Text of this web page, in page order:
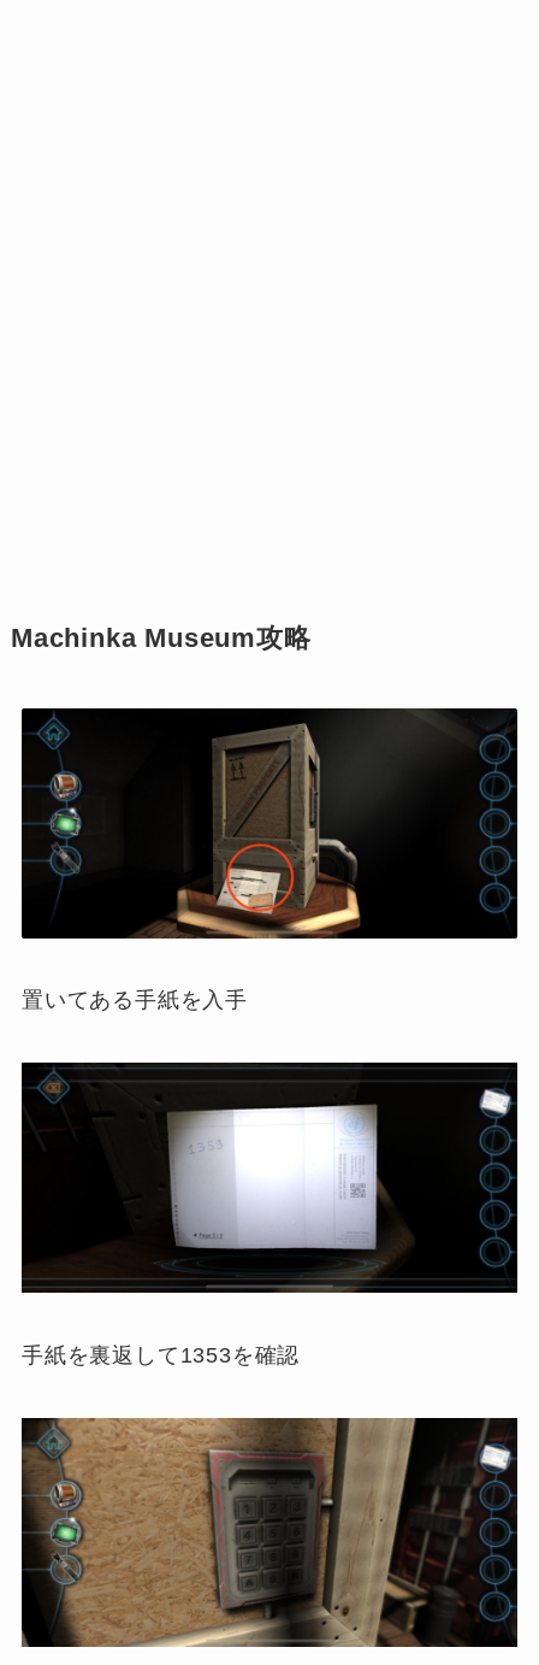
Machinka Museum攻略
置いてある手紙を入手
手紙を裏返して1353を確認